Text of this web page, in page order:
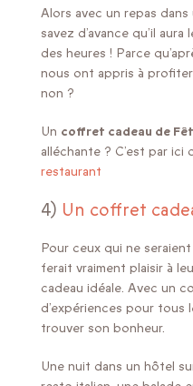
Alors avec un repas
savez d’avance qu’il
des heures ! Parce
nous ont appris à
non ?
Un coffret cadeau de
alléchante ? C’est par ici
restaurant
4) Un coffret
Pour ceux qui ne
ferait vraiment plaisir à
cadeau idéale. Avec un
d’expériences pour
trouver son bonheur.
Une nuit dans un hôtel